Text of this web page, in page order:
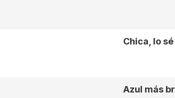
Chica, lo sé
Azul más